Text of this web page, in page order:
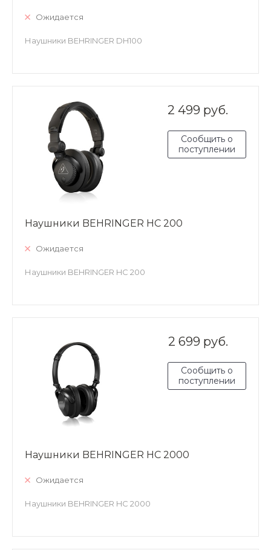
Ожидается
Наушники BEHRINGER DH100
2 499 руб.
Сообщить о
поступлении
Наушники BEHRINGER HC 200
Ожидается
Наушники BEHRINGER HC 200
2 699 руб.
Сообщить о
поступлении
Наушники BEHRINGER HC 2000
Ожидается
Наушники BEHRINGER HC 2000